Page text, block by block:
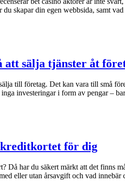
skapar din egen webbsida, samt
att sälja tjänster åt
till företag. Det kan vara till små
investeringar i form av pengar –
kreditkortet för dig
Då har du säkert märkt att det finns
eller utan årsavgift och vad innebär